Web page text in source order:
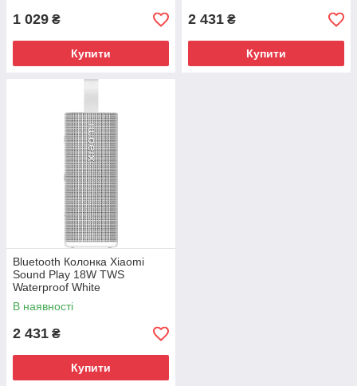
1 029 ₴
Купити
2 431 ₴
Купити
Bluetooth Колонка Xiaomi
Sound Play 18W TWS
Waterproof White
(QBH4435GL) UA
В наявності
2 431 ₴
Купити